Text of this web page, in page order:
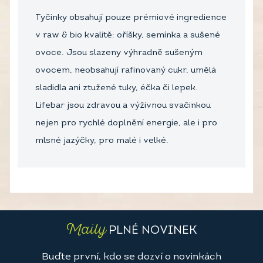
Tyčinky obsahují pouze prémiové ingredience
v raw & bio kvalitě: oříšky, semínka a sušené
ovoce. Jsou slazeny výhradně sušeným
ovocem, neobsahují rafinovaný cukr, umělá
sladidla ani ztužené tuky, éčka či lepek.
Lifebar jsou zdravou a výživnou svačinkou
nejen pro rychlé doplnění energie, ale i pro
mlsné jazýčky, pro malé i velké.
MailyPLNÉ NOVINEK
Buďte první, kdo se dozví o novinkách